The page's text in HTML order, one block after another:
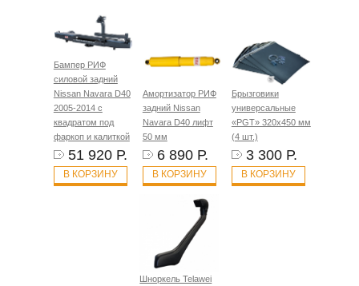
Бампер РИФ
силовой задний
Nissan Navara D40
2005-2014 с
квадратом под
фаркоп и калиткой
51 920 Р.
В КОРЗИНУ
Амортизатор РИФ
задний Nissan
Navara D40 лифт
50 мм
6 890 Р.
В КОРЗИНУ
Брызговики
универсальные
«PGT» 320х450 мм
(4 шт.)
3 300 Р.
В КОРЗИНУ
Шноркель Telawei